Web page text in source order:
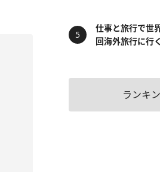
仕事と旅行で世
回海外旅行に行
ランキ